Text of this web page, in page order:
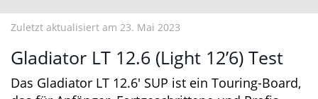
Zuletzt aktualisiert am 23. Mai 2023
Gladiator LT 12.6 (Light 12’6) Test
Das Gladiator LT 12.6′ SUP ist ein Touring-